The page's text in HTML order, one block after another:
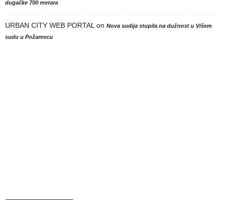
dugačke 700 metara
URBAN CITY WEB PORTAL on Nova sudija stupila na dužnost u Višem
sudu u Požarevcu